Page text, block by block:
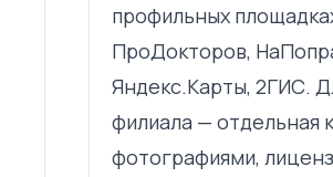
профильных
ПроДокторов,
Яндекс.Карты, 2ГИС.
филиала — отдельная
фотографиями,